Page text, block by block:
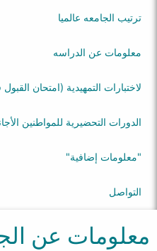
ترتيب الجامعه عالميا
معلومات عن الدراسه
لاختبارات التمهيدية (امتحان
الدورات التحضيرية للمواطنين
"معلومات إضافية"
التواصل
معلومات عن